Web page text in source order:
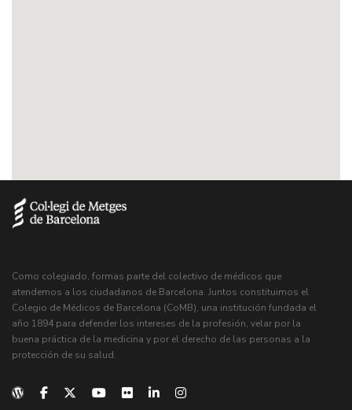
Como colegiado, formas parte del colectivo de médicos que
atendemos a los ciudadanos de Barcelona. Juntos constituimos el
Colegio de Médicos de Barcelona (CoMB), una institución fundada el
año 1894 para defender los intereses de la profesión, velar por la
buena práctica de la medicina y por el derecho de las personas a la
protección de su salud.